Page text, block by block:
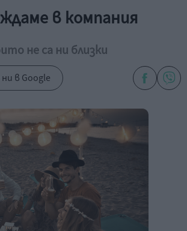
в компания
не са ни близки
в Google